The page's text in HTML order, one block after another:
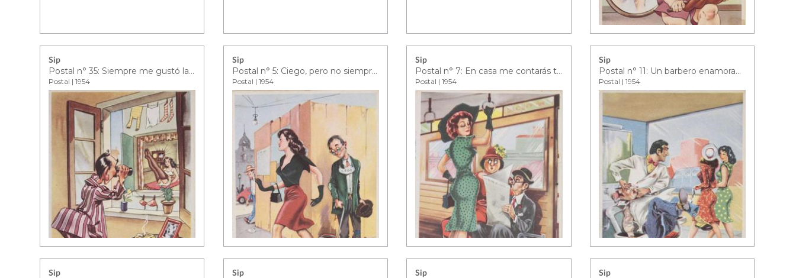
Sip
Postal n° 35: Siempre me gustó la gimnasia
Postal | 1954
Sip
Postal n° 5: Ciego, pero no siempre…
Postal | 1954
Sip
Postal n° 7: En casa me contarás todo lo que has leído…
Postal | 1954
Sip
Postal n° 11: Un barbero enamorado está siempre en un friz a su cliente más preciado de cortarle la nariz
Postal | 1954
Sip Sip Sip Sip